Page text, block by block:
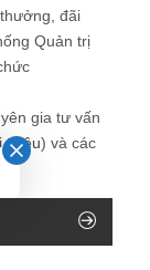
đãi
Quản trị
gia tư vấn
thiệu) và các